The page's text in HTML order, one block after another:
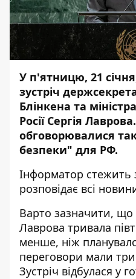
У п'ятницю, 21
зустріч
Блінкена та
Росії Сергія
обговорювалися так
безпеки" для РФ.
Інформатор стежить
розповідає всі
Варто зазначити, що
Лаврова тривала
менше, ніж
переговори мали
Зустріч відбулася у